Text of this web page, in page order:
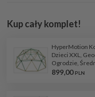
Kup cały komplet!
HyperMotion
Dzieci XXL,
Ogrodzie,
899,00 PLN